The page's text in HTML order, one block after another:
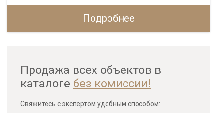
Подробнее
Продажа всех объектов в
каталоге без комиссии!
Свяжитесь с экспертом удобным способом: